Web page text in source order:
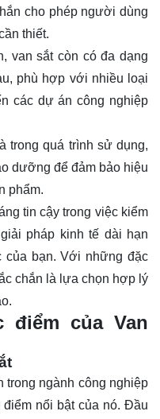
cho phép người dùng
thiết.
van sắt còn có đa dạng
phù hợp với nhiều loại
các dự án công nghiệp
trong quá trình sử dụng,
dưỡng để đảm bảo hiệu
phẩm.
tin cậy trong việc kiểm
pháp kinh tế dài hạn
bạn. Với những đặc
chắn là lựa chọn hợp lý
điểm của Van
trong ngành công nghiệp
nổi bật của nó. Đầu